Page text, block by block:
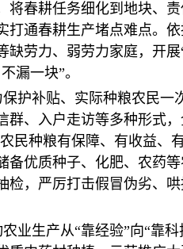
将春耕任务细化到地块、
通春耕生产堵点难点。
劳力、弱劳力家庭，开
漏一块”。
护补贴、实际种粮农民
群、入户走访等多种形式
民种粮有保障、有收益
备优质种子、化肥、农药
检，严厉打击假冒伪劣、
业生产从“靠经验”向“靠